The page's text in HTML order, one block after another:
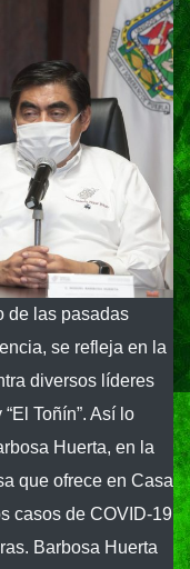
de las pasadas
se refleja en la
diversos líderes
Toñín”. Así lo
Huerta, en la
que ofrece en Casa
casos de COVID-19
Barbosa Huerta